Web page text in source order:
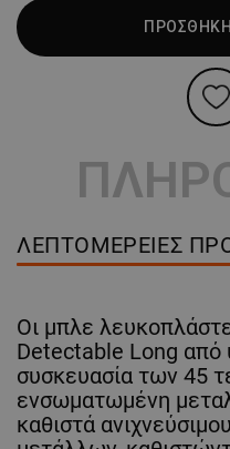
ΠΡΟΣΘΗΚΗ
ΛΕΠΤΟΜΈΡΕΙΕΣ
Οι μπλε
Detectable Long από
συσκευασία των 45
ενσωματωμένη
καθιστά